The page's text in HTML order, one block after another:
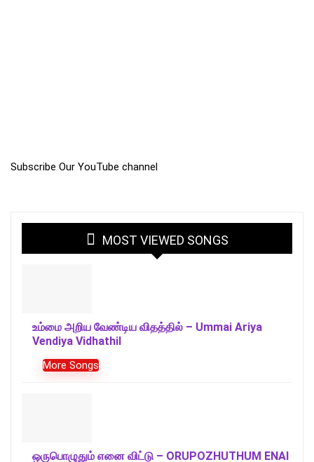
Subscribe Our YouTube channel
MOST VIEWED SONGS
உம்மை அறிய வேண்டிய விதத்தில் – Ummai Ariya
Vendiya Vidhathil
More Songs
ஒருபொழுதும் எனை விட்டு – ORUPOZHUTHUM ENAI